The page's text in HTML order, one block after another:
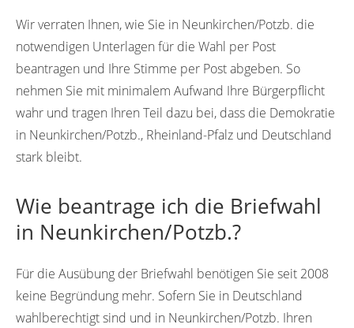
Wir verraten Ihnen, wie Sie in Neunkirchen/Potzb. die
notwendigen Unterlagen für die Wahl per Post
beantragen und Ihre Stimme per Post abgeben. So
nehmen Sie mit minimalem Aufwand Ihre Bürgerpflicht
wahr und tragen Ihren Teil dazu bei, dass die Demokratie
in Neunkirchen/Potzb., Rheinland-Pfalz und Deutschland
stark bleibt.
Wie beantrage ich die Briefwahl
in Neunkirchen/Potzb.?
Für die Ausübung der Briefwahl benötigen Sie seit 2008
keine Begründung mehr. Sofern Sie in Deutschland
wahlberechtigt sind und in Neunkirchen/Potzb. Ihren